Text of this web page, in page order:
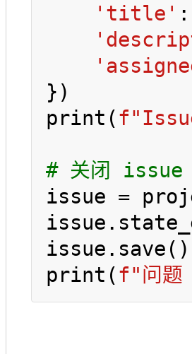
'title' :
})
print(
# 关闭 issue
issue =
issue.save()
print(f"问题